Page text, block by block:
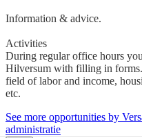
Information & advice.
Activities
During regular office hours
Hilversum with filling in
field of labor and income,
etc.
See more opportunities by
administratie